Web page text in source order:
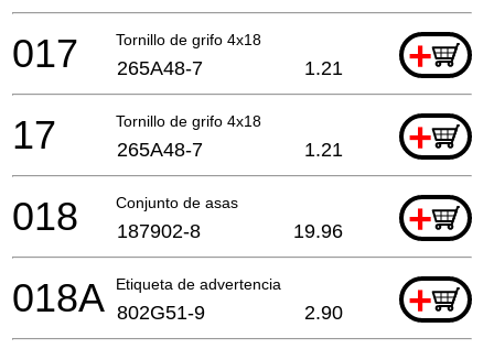
Tornillo de grifo 4x18 +
017 265A48-7 1.21
Tornillo de grifo 4x18 +
17 265A48-7 1.21
Conjunto de asas +
018 187902-8 19.96
Etiqueta de advertencia +
018A 802G51-9 2.90